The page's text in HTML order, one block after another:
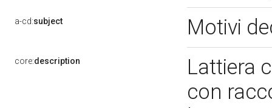
a-cd:subject Motivi
core:description
Lattiera
con